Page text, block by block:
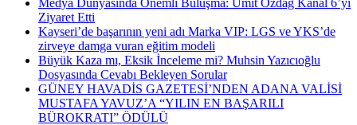
Medya Dünyasında Önemli Buluşma: Ümit Özdağ Kanal 6’yı
Ziyaret Etti
Kayseri’de başarının yeni adı Marka VIP: LGS ve YKS’de
zirveye damga vuran eğitim modeli
Büyük Kaza mı, Eksik İnceleme mi? Muhsin Yazıcıoğlu
Dosyasında Cevabı Bekleyen Sorular
GÜNEY HAVADİS GAZETESİ’NDEN ADANA VALİSİ
MUSTAFA YAVUZ’A “YILIN EN BAŞARILI
BÜROKRATI” ÖDÜLÜ